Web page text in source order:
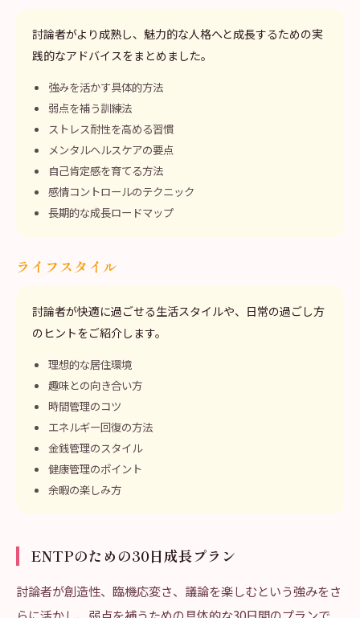
討論者がより成熟し、魅力的な人格へと成長するための実
践的なアドバイスをまとめました。
強みを活かす具体的方法
弱点を補う訓練法
ストレス耐性を高める習慣
メンタルヘルスケアの要点
自己肯定感を育てる方法
感情コントロールのテクニック
長期的な成長ロードマップ
ライフスタイル
討論者が快適に過ごせる生活スタイルや、日常の過ごし方
のヒントをご紹介します。
理想的な居住環境
趣味との向き合い方
時間管理のコツ
エネルギー回復の方法
金銭管理のスタイル
健康管理のポイント
余暇の楽しみ方
ENTPのための30日成長プラン
討論者が創造性、臨機応変さ、議論を楽しむという強みをさ